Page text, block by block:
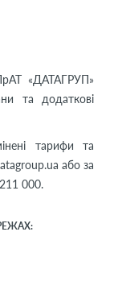
«ДАТАГРУП»
та додаткові
тарифи та
або за
000.